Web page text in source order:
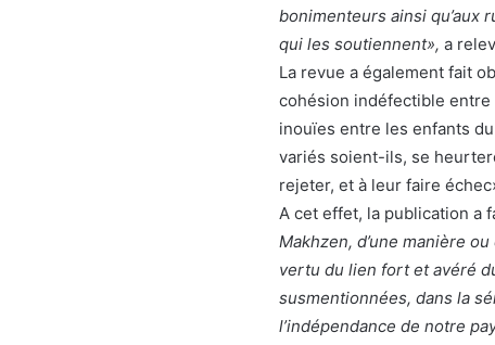
bonimenteurs ainsi qu’aux
qui les soutiennent», a
La revue a également fait
cohésion indéfectible
inouïes entre les enfants
variés soient-ils, se
rejeter, et à leur faire
A cet effet, la publication a
Makhzen, d’une manière
vertu du lien fort et avéré
susmentionnées, dans la
l’indépendance de notre